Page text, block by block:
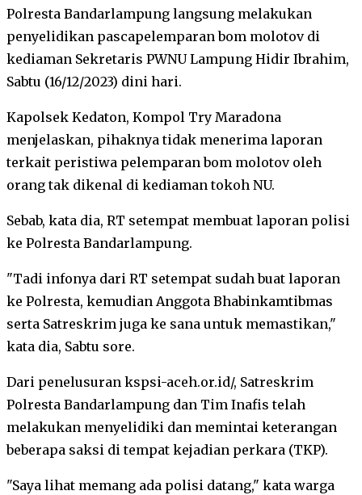
Polresta Bandarlampung langsung melakukan
penyelidikan pascapelemparan bom molotov di
kediaman Sekretaris PWNU Lampung Hidir Ibrahim,
Sabtu (16/12/2023) dini hari.
Kapolsek Kedaton, Kompol Try Maradona
menjelaskan, pihaknya tidak menerima laporan
terkait peristiwa pelemparan bom molotov oleh
orang tak dikenal di kediaman tokoh NU.
Sebab, kata dia, RT setempat membuat laporan polisi
ke Polresta Bandarlampung.
"Tadi infonya dari RT setempat sudah buat laporan
ke Polresta, kemudian Anggota Bhabinkamtibmas
serta Satreskrim juga ke sana untuk memastikan,"
kata dia, Sabtu sore.
Dari penelusuran kspsi-aceh.or.id/, Satreskrim
Polresta Bandarlampung dan Tim Inafis telah
melakukan menyelidiki dan memintai keterangan
beberapa saksi di tempat kejadian perkara (TKP).
"Saya lihat memang ada polisi datang," kata warga